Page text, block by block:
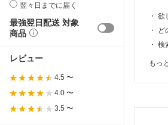
翌々日までに届く
最強翌日配送 対象
商品
レビュー
4.5 〜
4.0 〜
3.5 〜
・ 欲
・
ど
・ 検
もっ